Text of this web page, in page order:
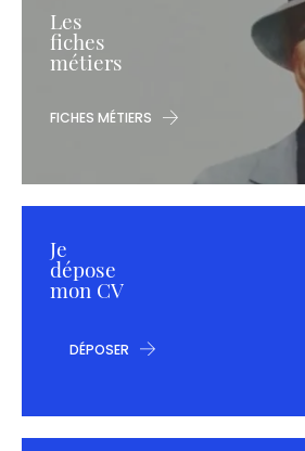
Les
fiches
métiers
FICHES MÉTIERS
Je
dépose
mon CV
DÉPOSER